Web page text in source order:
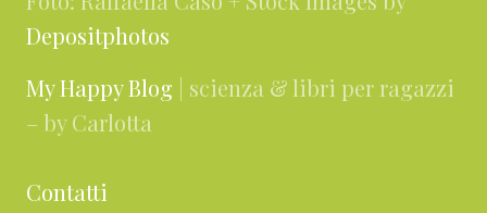
Depositphotos
My Happy Blog | scienza & libri per ragazzi
– by Carlotta
Contatti